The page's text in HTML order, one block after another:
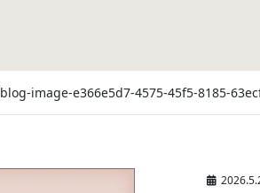
blog-image-e366e5d7-4575-45f5-8185-